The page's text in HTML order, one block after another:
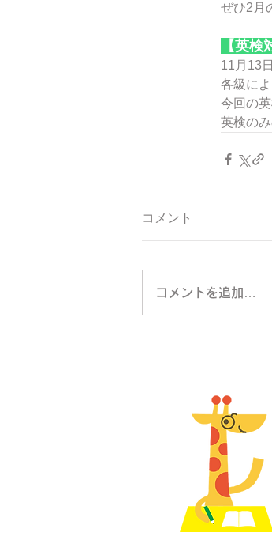
ぜひ2月
【英検
11月13
各級に
今回の
英検の
コメント
コメントを追加…